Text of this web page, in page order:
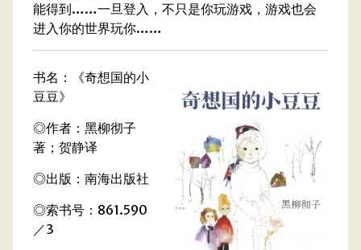
能得到……一旦登入，不只是你玩游戏，游戏也会
进入你的世界玩你……
书名：《奇想国的小
豆豆》
◎作者：黑柳彻子
著；贺静译
◎出版：南海出版社
◎索书号：861.590
／3